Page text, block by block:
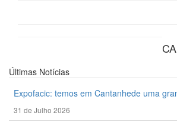
Últimas Notícias
Expofacic: temos em Cantanhede uma
31 de Julho 2026